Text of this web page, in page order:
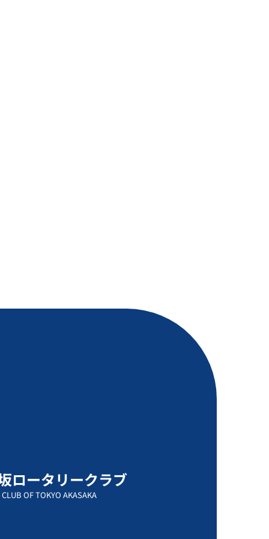
ロータリークラブ
OF TOKYO AKASAKA